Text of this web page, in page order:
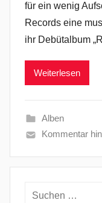
für ein wenig
Records eine
ihr Debütalbum
Weiterlesen
Alben
Kommentar
Suchen